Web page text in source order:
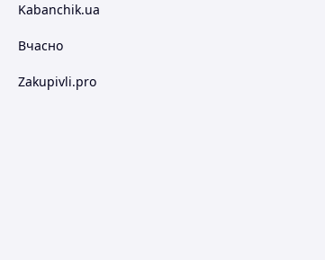
Kabanchik.ua
Вчасно
Zakupivli.pro